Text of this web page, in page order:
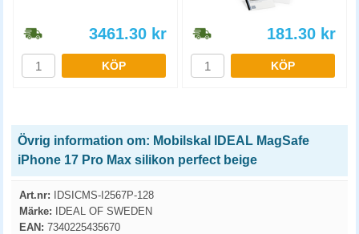
3461.30 kr
KÖP
181.30 kr
KÖP
Övrig information om: Mobilskal IDEAL MagSafe
iPhone 17 Pro Max silikon perfect beige
Art.nr: IDSICMS-I2567P-128
Märke: IDEAL OF SWEDEN
EAN: 7340225435670